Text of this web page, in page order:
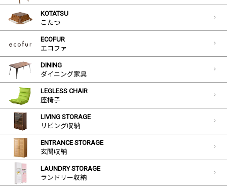
KOTATSU
こたつ
ECOFUR
エコファ
DINING
ダイニング家具
LEGLESS CHAIR
座椅子
LIVING STORAGE
リビング収納
ENTRANCE STORAGE
玄関収納
LAUNDRY STORAGE
ランドリー収納